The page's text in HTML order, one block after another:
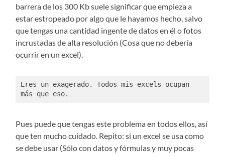
barrera de los 300 Kb suele significar que empieza a
estar estropeado por algo que le hayamos hecho, salvo
que tengas una cantidad ingente de datos en él o fotos
incrustadas de alta resolución (Cosa que no debería
ocurrir en un excel).
Eres un exagerado. Todos mis excels ocupan
más que eso.
Pues puede que tengas este problema en todos ellos, así
que ten mucho cuidado. Repito: si un excel se usa como
se debe usar (Sólo con datos y fórmulas y muy pocas